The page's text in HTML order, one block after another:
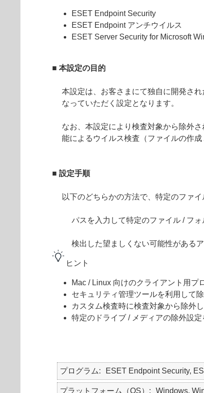
ESET Endpoint Security
ESET Endpoint アンチウイルス
ESET Server Security for Microsoft
■ 本設定の目的
本設定は、お客さまにて独自に開発さ
なっていただく設定となります。
なお、本設定により検査対象から除外
能によるウイルス検査（ファイルの作
■ 設定手順
以下のどちらかの方法で、特定のファ
パスを入力して特定のファイル / フ
検出した望ましくない可能性がある
ヒント
Mac / Linux 向けのクライアント用プ
セキュリティ管理ツールを利用して
カスタム検査時に検査対象から除外
特定のドライブ / メディアの除外設
プログラム ESET Endpoint Security,
プラットフォーム（OS） Windows,